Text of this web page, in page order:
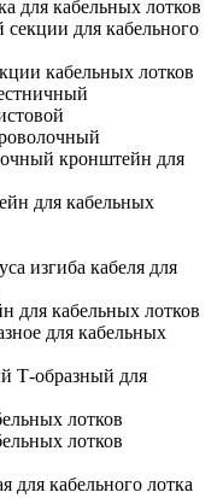
для кабельных лотков
для кабельного
кабельных лотков
кронштейн для
для кабельных
изгиба кабеля для
для кабельных лотков
для кабельных
Т-образный для
лотков
лотков
для кабельного лотка